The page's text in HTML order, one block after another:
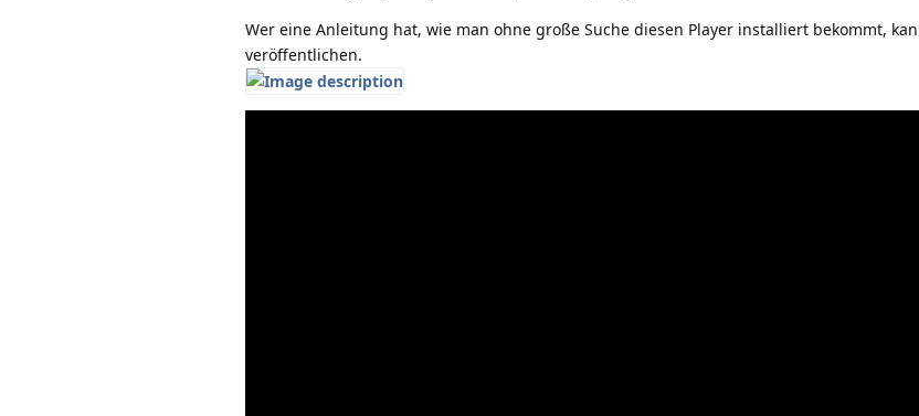
Wer eine Anleitung hat, wie man ohne große Suche diesen Player installiert bekommt,
veröffentlichen.